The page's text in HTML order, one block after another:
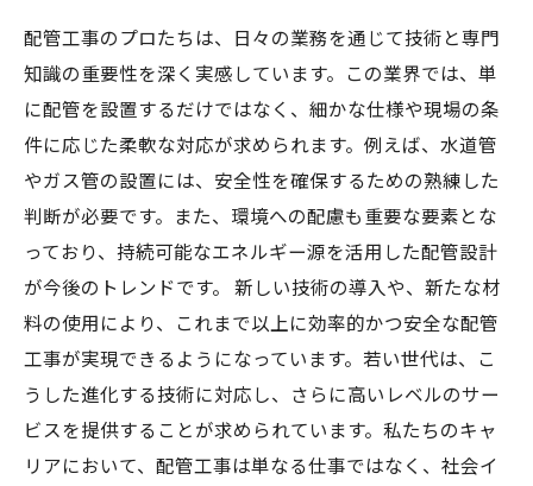
配管工事のプロたちは、日々の業務を通じて技術と専門
知識の重要性を深く実感しています。この業界では、単
に配管を設置するだけではなく、細かな仕様や現場の条
件に応じた柔軟な対応が求められます。例えば、水道管
やガス管の設置には、安全性を確保するための熟練した
判断が必要です。また、環境への配慮も重要な要素とな
っており、持続可能なエネルギー源を活用した配管設計
が今後のトレンドです。 新しい技術の導入や、新たな材
料の使用により、これまで以上に効率的かつ安全な配管
工事が実現できるようになっています。若い世代は、こ
うした進化する技術に対応し、さらに高いレベルのサー
ビスを提供することが求められています。私たちのキャ
リアにおいて、配管工事は単なる仕事ではなく、社会イ